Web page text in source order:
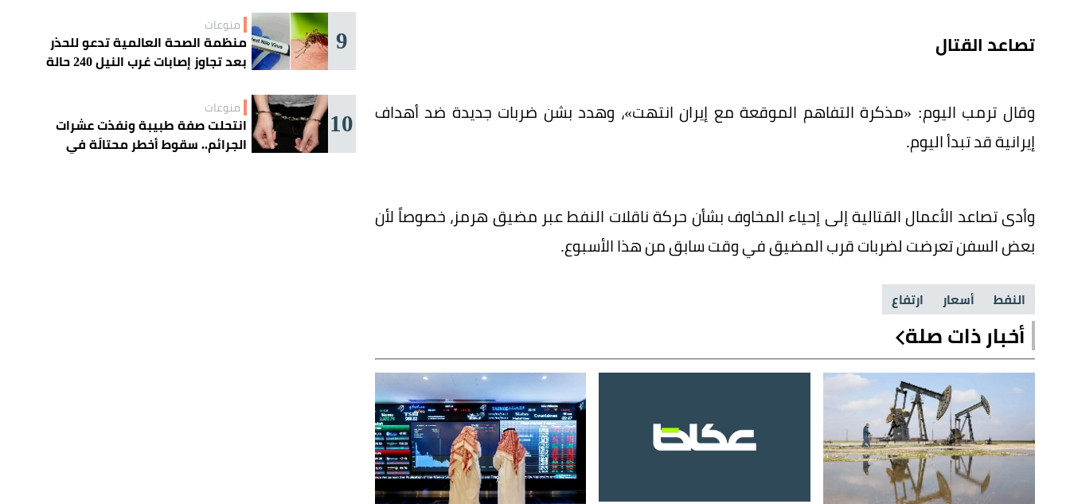
تصاعد القتال
وقال ترمب اليوم: «مذكرة التفاهم الموقعة مع إيران انتهت»، وهدد بشن ضربات جديدة ضد أهداف
إيرانية قد تبدأ اليوم.
وأدى تصاعد الأعمال القتالية إلى إحياء المخاوف بشأن حركة ناقلات النفط عبر مضيق هرمز، خصوصاً لأن
بعض السفن تعرضت لضربات قرب المضيق في وقت سابق من هذا الأسبوع.
النفط أسعار ارتفاع
أخبار ذات صلة
9 منوعات
منظمة الصحة العالمية تدعو للحذر
بعد تجاوز إصابات غرب النيل 240 حالة
10 منوعات
انتحلت صفة طبيبة ونفذت عشرات
الجرائم.. سقوط أخطر محتالَة في